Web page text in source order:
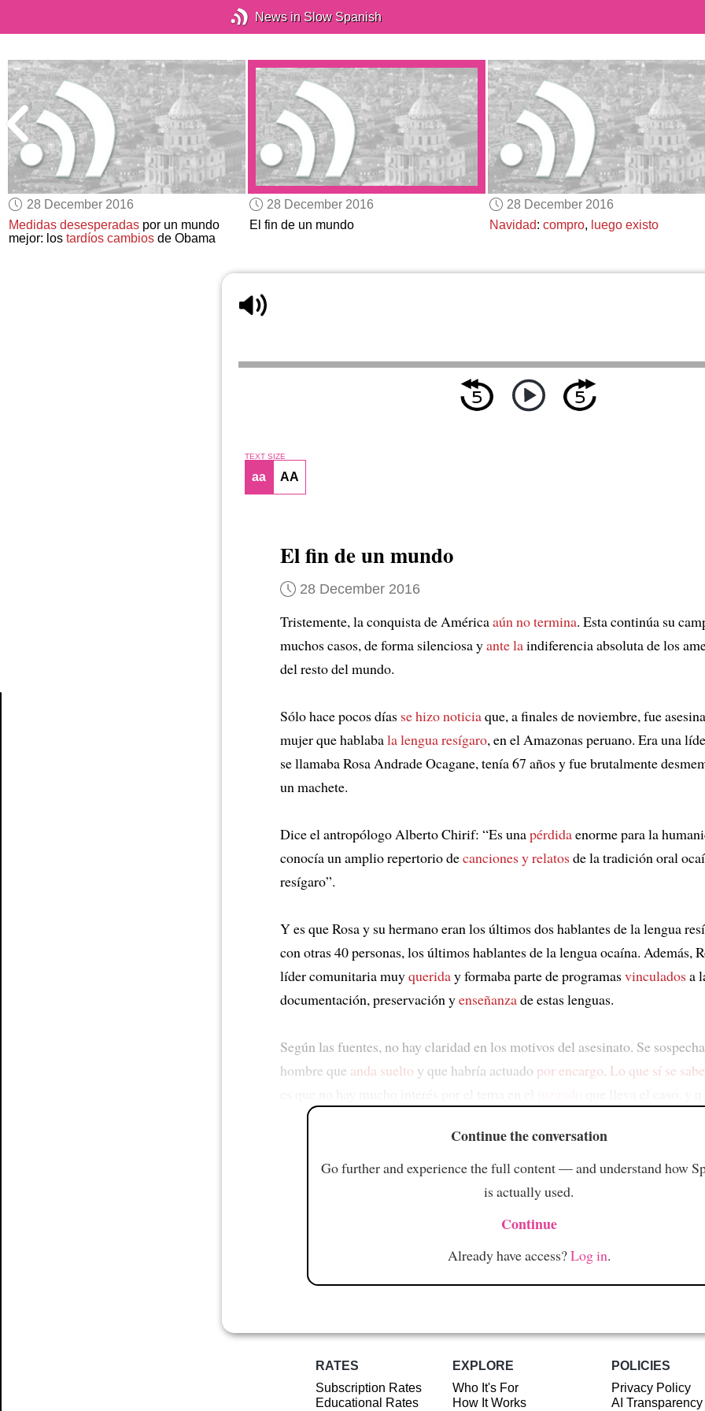
News in Slow Spanish
28 December 2016
Medidas desesperadas por un mundo
mejor: lostardíos cambios de Obama
28 December 2016
El fin de un mundo
28 December 2016
Navidad: compro, luego existo
TEXT SIZE
aa AA
El fin de un mundo
28 December 2016
Tristemente, la conquista de Américaaún no termina. Esta continúa su
muchos casos, de forma silenciosa yante laindiferencia absoluta de los
del resto del mundo.
Sólo hace pocos días se hizo noticiaque, a finales de noviembre, fue
mujer que hablabala lengua resígaro, en el Amazonas peruano. Era una
se llamaba Rosa Andrade Ocagane, tenía 67 años y fue brutalmente
un machete.
Dice el antropólogo Alberto Chirif: “Es unapérdidaenorme para la
conocía un amplio repertorio decanciones y relatosde la tradición oral
resígaro”.
Y es que Rosa y su hermano eran los últimos dos hablantes de la lengua
con otras 40 personas, los últimos hablantes de la lengua ocaína. Además,
líder comunitaria muyqueriday formaba parte de programasvinculadosa
documentación, preservación yenseñanzade estas lenguas.
Según las fuentes, no hay claridad en los motivos del asesinato. Se
hombre que anda suelto y que habría actuado por encargo. Lo que sí se
Continue the conversation
Go further and experience the full content — and understand how
is actually used.
Continue
Already have access?Log in.
RATES
Subscription Rates
Educational Rates
EXPLORE
Who It's For
How It Works
POLICIES
Privacy Policy
AI